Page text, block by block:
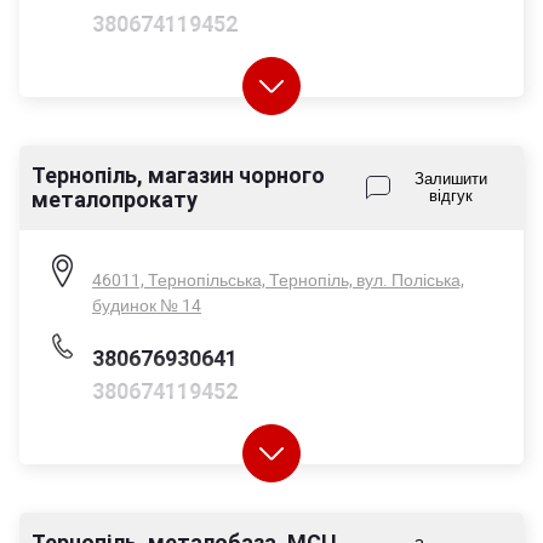
380674119452
Пн-Пт - 08:00-17:00
Сб - 08:00-14:00
Тернопіль, магазин чорного
металопрокату
Залишити
відгук
46011, Тернопільська, Тернопіль, вул. Поліська,
будинок № 14
380676930641
380674119452